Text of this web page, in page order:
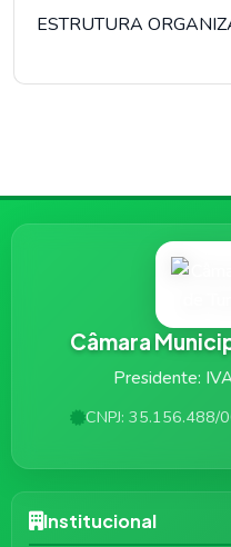
ESTRUTURA
Câmara
Presidente:
CNPJ: 35.156.488/
Institucional